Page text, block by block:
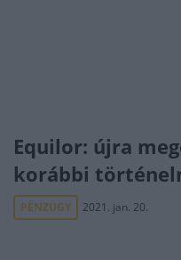
Equilor: újra
korábbi
PÉNZÜGY 2021. jan. 20.